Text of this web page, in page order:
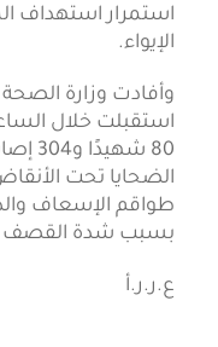
استمرار استهداف
الإيواء.
وأفادت وزارة
استقبلت خلال
80
الضحايا تحت
طواقم الإسعاف
بسبب شدة القصف
ع.ر.ر.أ